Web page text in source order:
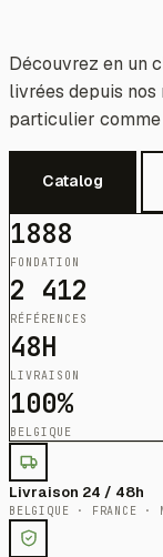
Découvrez en un
livrées depuis
particulier
Catalog
1888
FONDATION
2 412
RÉFÉRENCES
48H
LIVRAISON
100%
BELGIQUE
Livraison 24 / 48h
BELGIQUE · FRANCE ·